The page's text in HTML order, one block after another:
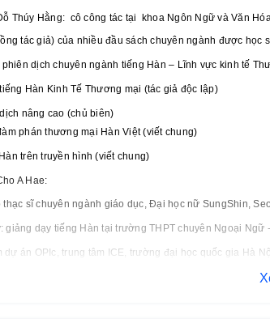
Thúy Hằng: cô công tác tại khoa Ngôn Ngữ và Văn
tác giả) của nhiều đầu sách chuyên ngành được học
dịch chuyên ngành tiếng Hàn – Lĩnh vực kinh tế
Hàn Kinh Tế Thương mại (tác giả độc lập)
nâng cao (chủ biên)
phán thương mại Hàn Việt (viết chung)
trên truyền hình (viết chung)
A Hae:
thạc sĩ chuyên ngành giáo dục, Đại học nữ SungShin,
: giảng dạy tiếng Hàn tại trường THPT chuyên Ngoại
dự án OPIc, trung tâm ICE, trường đại học quốc gia Hà